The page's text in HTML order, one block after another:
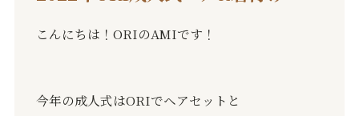
こんにちは！ORIのAMIです！
今年の成人式はORIでヘアセットと